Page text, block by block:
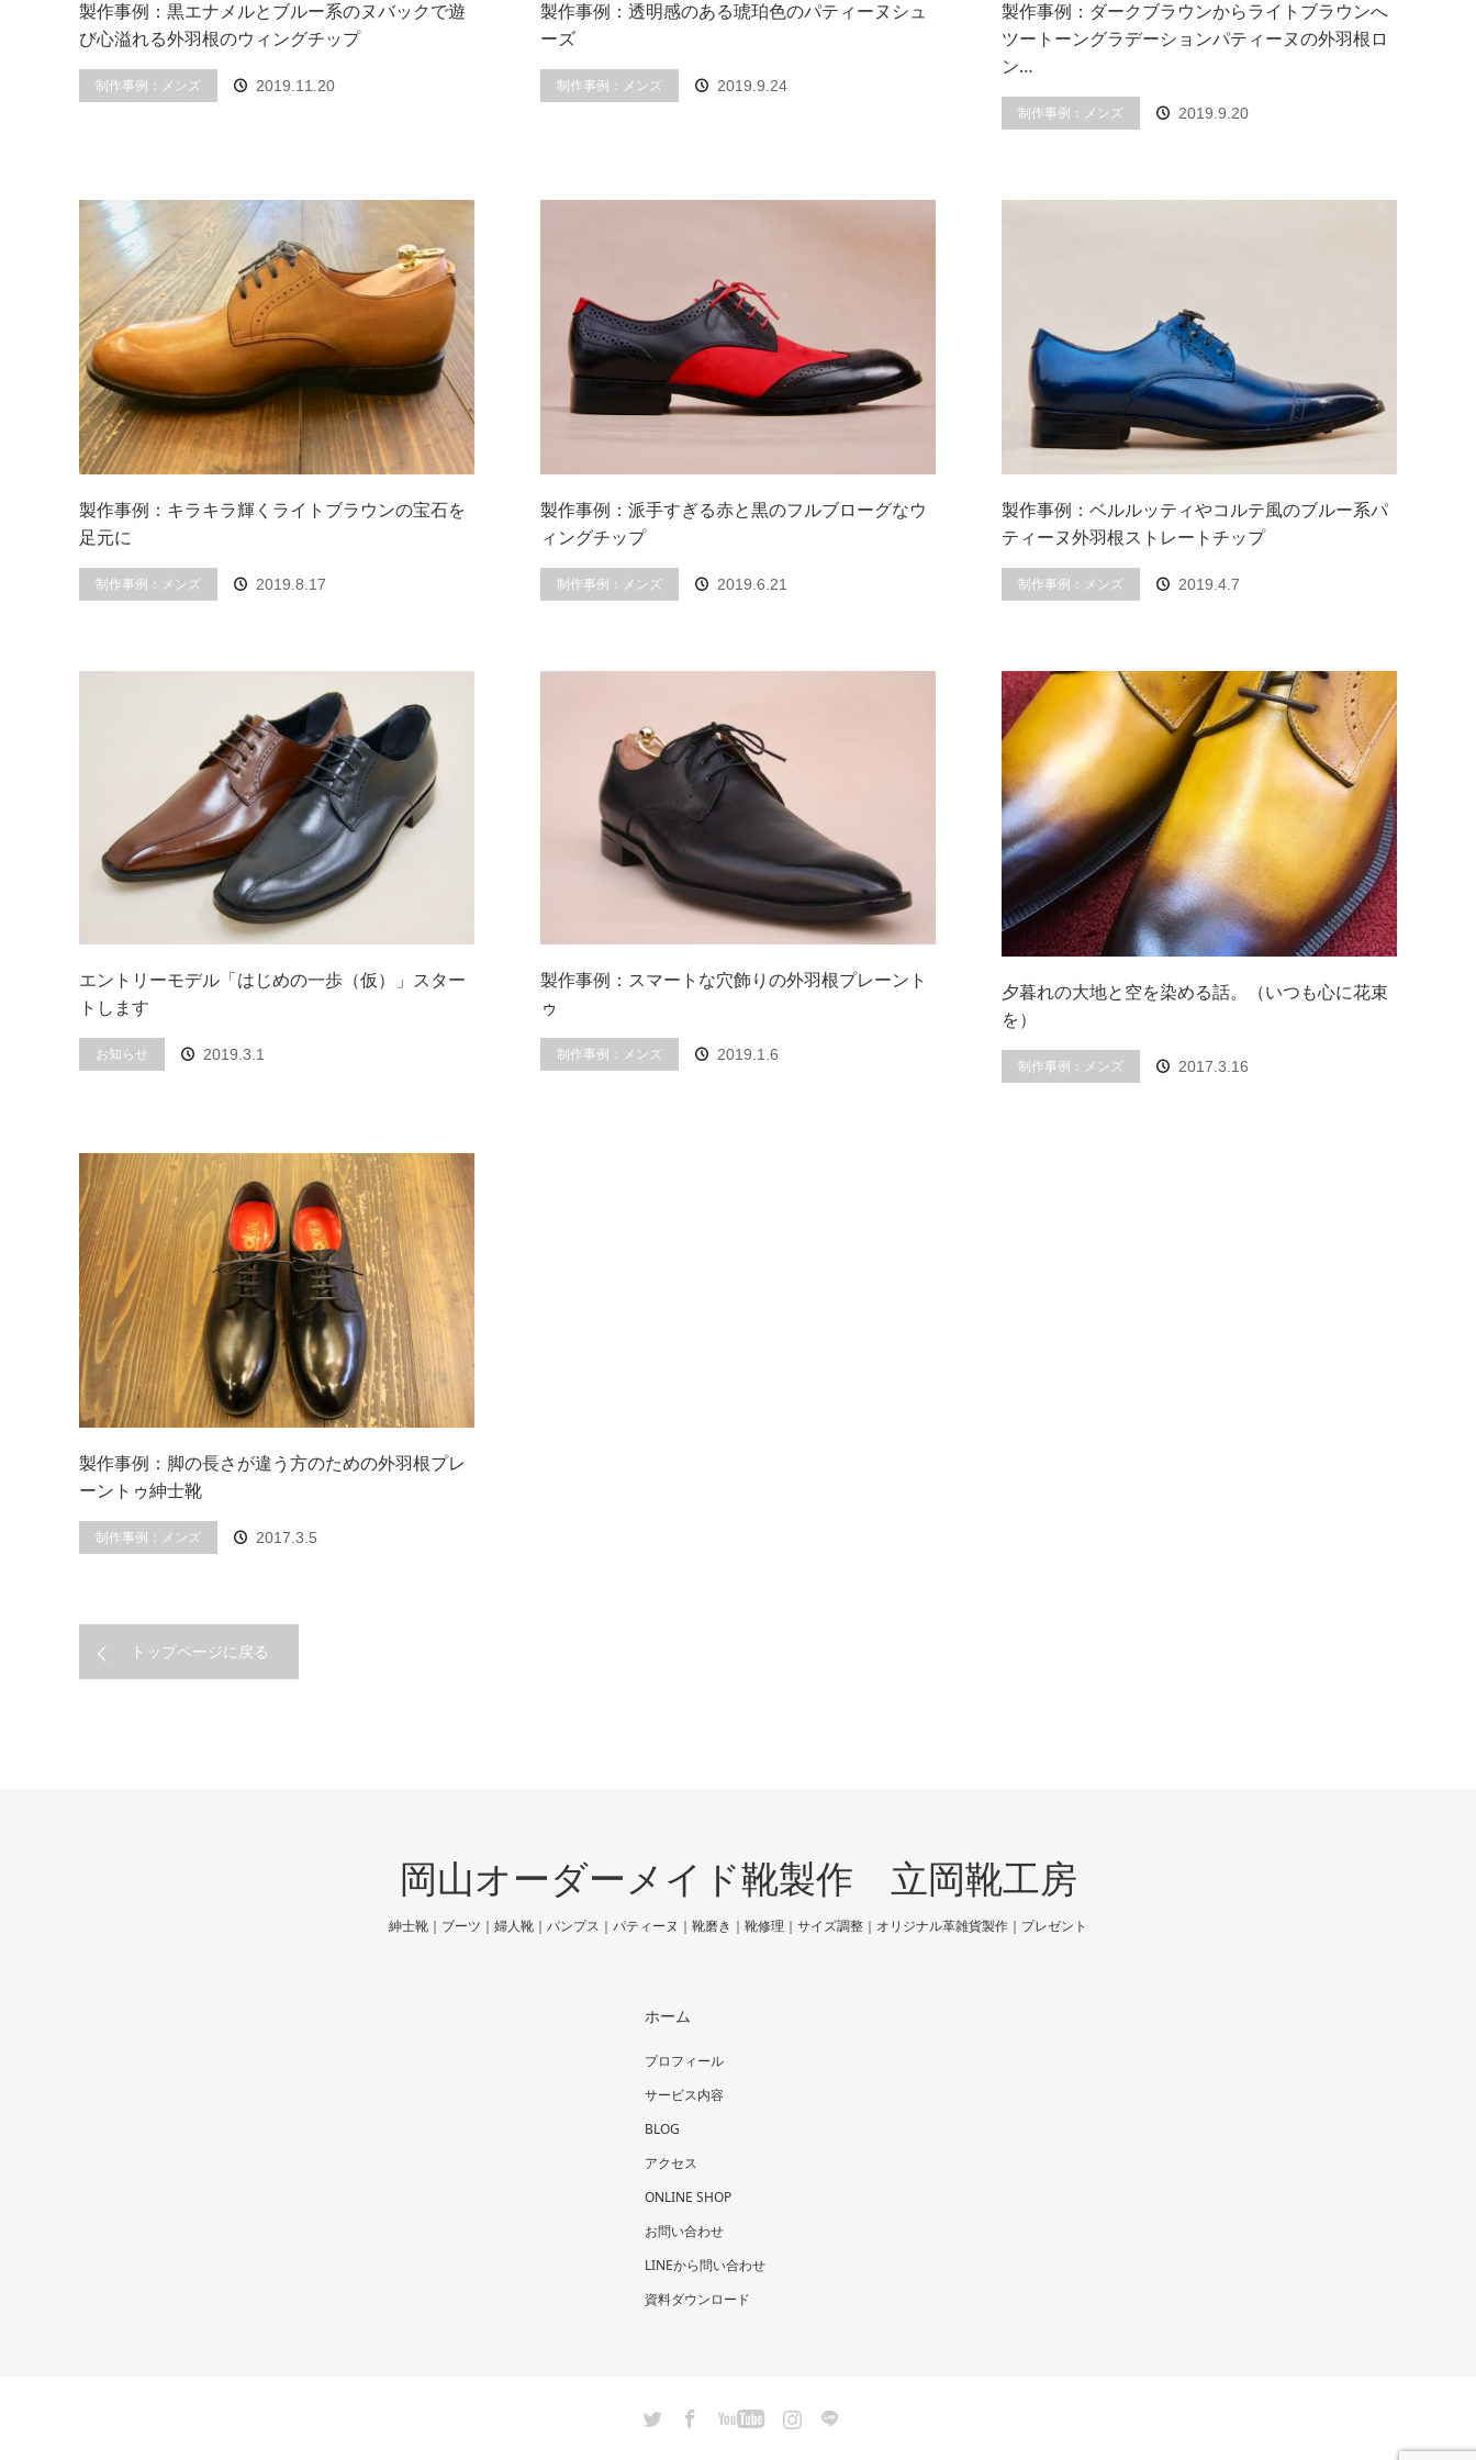
製作事例：黒エナメルとブルー系のヌバックで遊
び心溢れる外羽根のウィングチップ
制作事例：メンズ 2019.11.20
製作事例：透明感のある琥珀色のパティーヌシュ
ーズ
制作事例：メンズ 2019.9.24
製作事例：ダークブラウンからライトブラウンへ
ツートーングラデーションパティーヌの外羽根ロ
ン…
制作事例：メンズ 2019.9.20
製作事例：キラキラ輝くライトブラウンの宝石を
足元に
制作事例：メンズ 2019.8.17
製作事例：派手すぎる赤と黒のフルブローグなウ
ィングチップ
制作事例：メンズ 2019.6.21
製作事例：ベルルッティやコルテ風のブルー系パ
ティーヌ外羽根ストレートチップ
制作事例：メンズ 2019.4.7
エントリーモデル「はじめの一歩（仮）」スター
トします
お知らせ 2019.3.1
製作事例：スマートな穴飾りの外羽根プレーント
ゥ
制作事例：メンズ 2019.1.6
夕暮れの大地と空を染める話。（いつも心に花束
を）
制作事例：メンズ 2017.3.16
製作事例：脚の長さが違う方のための外羽根プレ
ーントゥ紳士靴
制作事例：メンズ 2017.3.5
トップページに戻る
岡山オーダーメイド靴製作 立岡靴工房
紳士靴｜ブーツ｜婦人靴｜パンプス｜パティーヌ｜靴磨き｜靴修理｜サイズ調整｜オリジナル革雑貨製作｜プレゼント
ホーム
プロフィール
サービス内容
BLOG
アクセス
ONLINE SHOP
お問い合わせ
LINEから問い合わせ
資料ダウンロード
Instagram